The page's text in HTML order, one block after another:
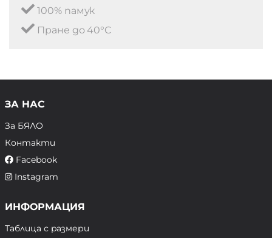
100% памук
Пране до 40°C
ЗА НАС
За БЯЛО
Контакти
Facebook
Instagram
ИНФОРМАЦИЯ
Таблица с размери